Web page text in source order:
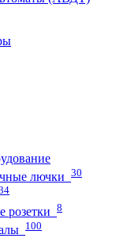
лючки
30
розетки 8
100